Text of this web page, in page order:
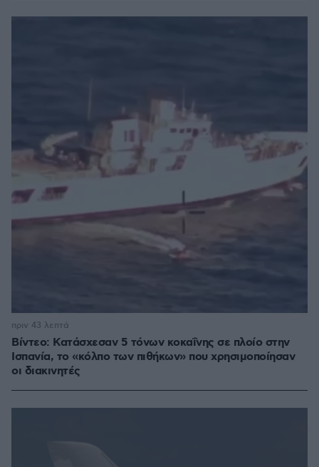
Βίντεο: Κατάσχεσαν 5 τόνων κοκαΐνης σε πλοίο στην
Ισπανία, το «κόλπο των πιθήκων» που χρησιμοποίησαν
οι διακινητές
πριν 43 λεπτά